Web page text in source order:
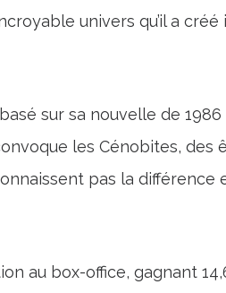
univers qu’il a créé
sur sa nouvelle de 1986
les Cénobites, des
pas la différence
au box-office, gagnant